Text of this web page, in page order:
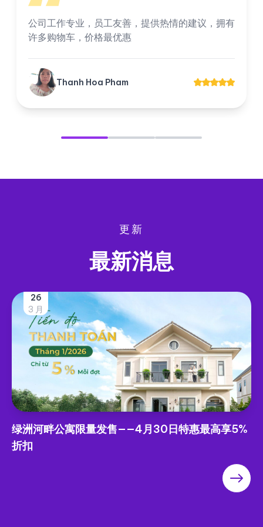
我对公司非常满意，所有员工工作都很专业。 公
司出租和转让的公寓始终为客户提供优惠的价格。
Tuyền Suri
更新
最新消息
25
3 月